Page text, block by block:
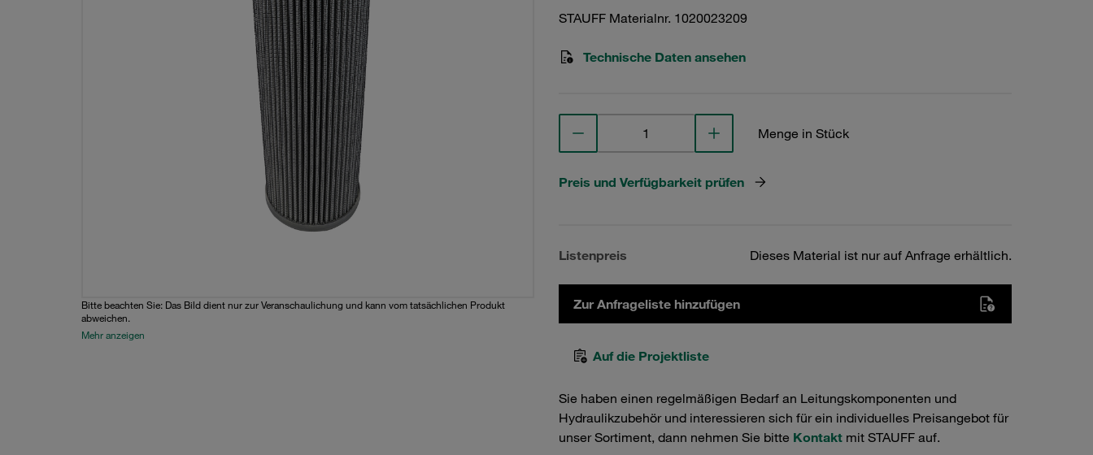
Bitte beachten Sie: Das Bild dient nur zur Veranschaulichung und kann vom tatsächlichen Produkt
abweichen.
Mehr anzeigen
STAUFF Materialnr. 1020023209
Technische Daten ansehen
Menge in Stück
Preis und Verfügbarkeit prüfen
Listenpreis Dieses Material ist nur auf Anfrage erhältlich.
Zur Anfrageliste hinzufügen
Auf die Projektliste
Sie haben einen regelmäßigen Bedarf an Leitungskomponenten und
Hydraulikzubehör und interessieren sich für ein individuelles Preisangebot für
unser Sortiment, dann nehmen Sie bitte Kontakt mit STAUFF auf.